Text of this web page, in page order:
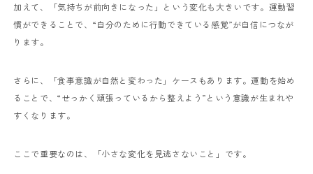
加えて、「気持ちが前向きになった」という変化も大きいです。運動習
慣ができることで、“自分のために行動できている感覚”が自信につなが
ります。
さらに、「食事意識が自然と変わった」ケースもあります。運動を始め
ることで、“せっかく頑張っているから整えよう”という意識が生まれや
すくなります。
ここで重要なのは、「小さな変化を見逃さないこと」です。